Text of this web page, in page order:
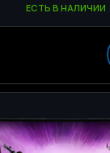
ЕСТЬ В НАЛИЧИИ